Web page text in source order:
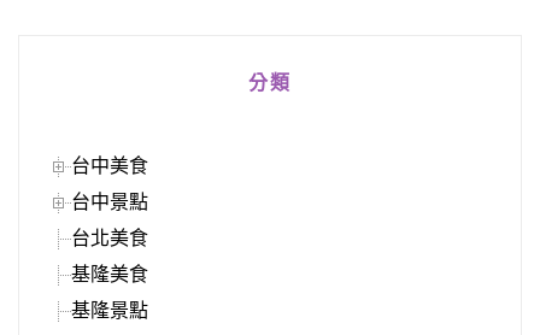
分類
台中美食
台中景點
台北美食
基隆美食
基隆景點